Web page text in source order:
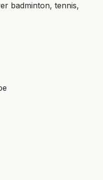
badminton, tennis,